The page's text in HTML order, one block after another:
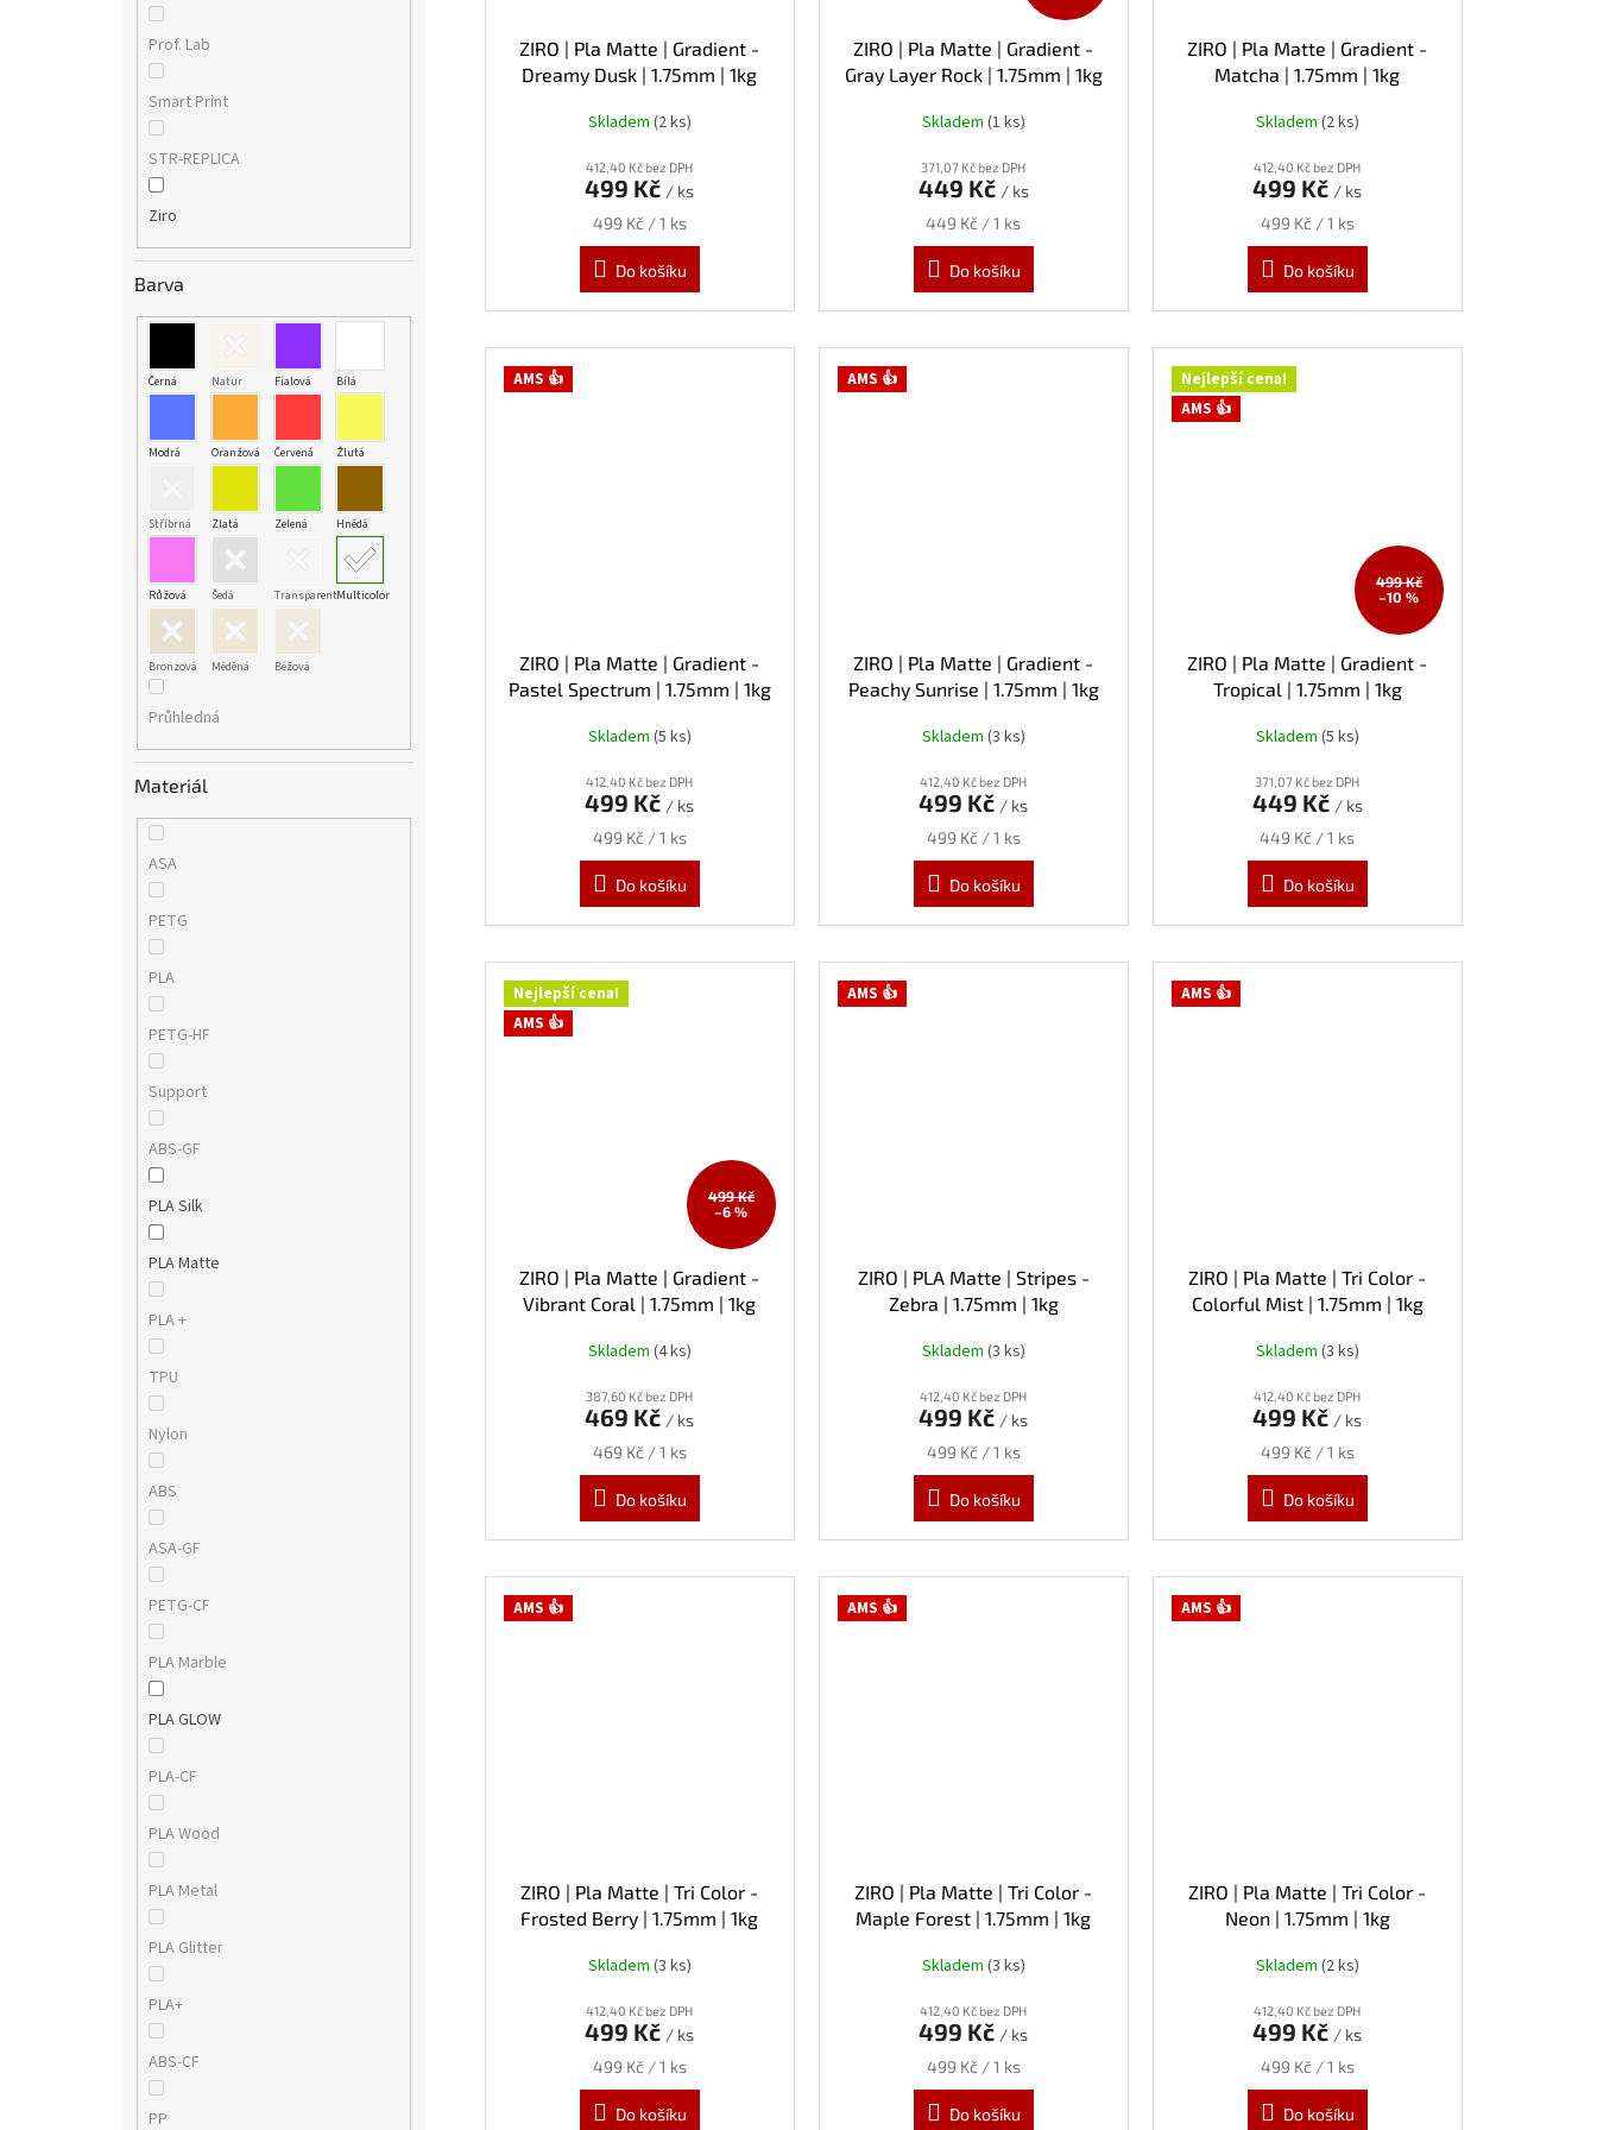
Prof. Lab
Smart Print
STR-REPLICA
Ziro
Barva
Černá Natur Fialová Bílá
Modrá Oranžová Červená Žlutá
Stříbrná Zlatá Zelená Hnědá
Růžová Šedá TransparentMulticolor
Bronzová Měděná Béžová
Průhledná
Materiál
ASA
PETG
PLA
PETG-HF
Support
ABS-GF
PLA Silk
PLA Matte
PLA +
TPU
Nylon
ABS
ASA-GF
PETG-CF
PLA Marble
PLA GLOW
PLA-CF
PLA Wood
PLA Metal
PLA Glitter
PLA+
ABS-CF
PP
ZIRO | Pla Matte | Gradient -
Dreamy Dusk | 1.75mm | 1kg
Skladem (2 ks)
412,40 Kč bez DPH
499 Kč / ks
Měrná
cena:
499 Kč / 1 ks
Do košíku
ZIRO | Pla Matte | Gradient -
Gray Layer Rock | 1.75mm | 1kg
Skladem (1 ks)
371,07 Kč bez DPH
449 Kč / ks
Měrná
cena:
449 Kč / 1 ks
Do košíku
ZIRO | Pla Matte | Gradient -
Matcha | 1.75mm | 1kg
Skladem (2 ks)
412,40 Kč bez DPH
499 Kč / ks
Měrná
cena:
499 Kč / 1 ks
Do košíku
AMS 👍
ZIRO | Pla Matte | Gradient -
Pastel Spectrum | 1.75mm | 1kg
Skladem (5 ks)
412,40 Kč bez DPH
499 Kč / ks
Měrná
cena:
499 Kč / 1 ks
Do košíku
AMS 👍
ZIRO | Pla Matte | Gradient -
Peachy Sunrise | 1.75mm | 1kg
Skladem (3 ks)
412,40 Kč bez DPH
499 Kč / ks
Měrná
cena:
499 Kč / 1 ks
Do košíku
Nejlepší cena!
AMS 👍
499 Kč
–10 %
ZIRO | Pla Matte | Gradient -
Tropical | 1.75mm | 1kg
Skladem (5 ks)
371,07 Kč bez DPH
449 Kč / ks
Měrná
cena:
449 Kč / 1 ks
Do košíku
Nejlepší cena!
AMS 👍
499 Kč
–6 %
ZIRO | Pla Matte | Gradient -
Vibrant Coral | 1.75mm | 1kg
Skladem (4 ks)
387,60 Kč bez DPH
469 Kč / ks
Měrná
cena:
469 Kč / 1 ks
Do košíku
AMS 👍
ZIRO | PLA Matte | Stripes -
Zebra | 1.75mm | 1kg
Skladem (3 ks)
412,40 Kč bez DPH
499 Kč / ks
Měrná
cena:
499 Kč / 1 ks
Do košíku
AMS 👍
ZIRO | Pla Matte | Tri Color -
Colorful Mist | 1.75mm | 1kg
Skladem (3 ks)
412,40 Kč bez DPH
499 Kč / ks
Měrná
cena:
499 Kč / 1 ks
Do košíku
AMS 👍
ZIRO | Pla Matte | Tri Color -
Frosted Berry | 1.75mm | 1kg
Skladem (3 ks)
412,40 Kč bez DPH
499 Kč / ks
Měrná
cena:
499 Kč / 1 ks
Do košíku
AMS 👍
ZIRO | Pla Matte | Tri Color -
Maple Forest | 1.75mm | 1kg
Skladem (3 ks)
412,40 Kč bez DPH
499 Kč / ks
Měrná
cena:
499 Kč / 1 ks
Do košíku
AMS 👍
ZIRO | Pla Matte | Tri Color -
Neon | 1.75mm | 1kg
Skladem (2 ks)
412,40 Kč bez DPH
499 Kč / ks
Měrná
cena:
499 Kč / 1 ks
Do košíku